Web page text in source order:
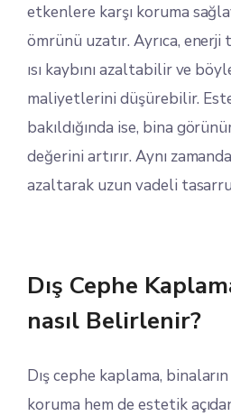
etkenlere karşı koruma
ömrünü uzatır. Ayrıca,
ısı kaybını azaltabilir ve
maliyetlerini düşürebilir.
bakıldığında ise, bina
değerini artırır. Aynı
azaltarak uzun vadeli
Dış Cephe
nasıl Belirlenir?
Dış cephe kaplama,
koruma hem de estetik